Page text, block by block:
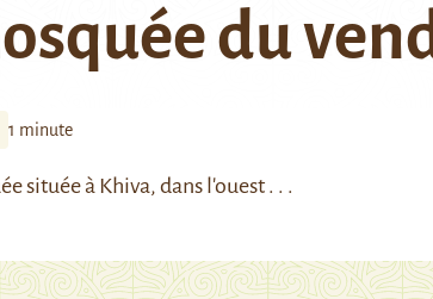
du
1 minute
située à Khiva, dans l'ouest . . .